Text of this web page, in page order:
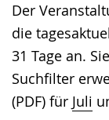
Der
die
31 Tage an.
Suchfilter
(PDF) für Juli
wird
angezeigt.